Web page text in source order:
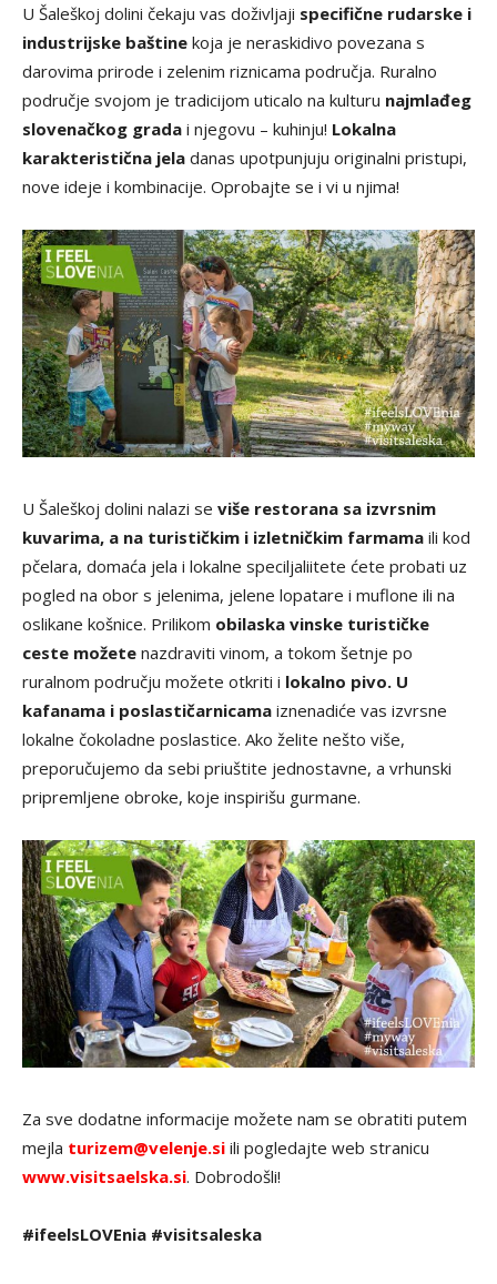
U Šaleškoj dolini čekaju vas doživljaji specifične rudarske i
industrijske baštine koja je neraskidivo povezana s
darovima prirode i zelenim riznicama područja. Ruralno
područje svojom je tradicijom uticalo na kulturu najmlađeg
slovenačkog grada i njegovu – kuhinju! Lokalna
karakteristična jela danas upotpunjuju originalni pristupi,
nove ideje i kombinacije. Oprobajte se i vi u njima!
U Šaleškoj dolini nalazi se više restorana sa izvrsnim
kuvarima, a na turističkim i izletničkim farmama ili kod
pčelara, domaća jela i lokalne speciljaliitete ćete probati uz
pogled na obor s jelenima, jelene lopatare i muflone ili na
oslikane košnice. Prilikom obilaska vinske turističke
ceste možete nazdraviti vinom, a tokom šetnje po
ruralnom području možete otkriti i lokalno pivo. U
kafanama i poslastičarnicama iznenadiće vas izvrsne
lokalne čokoladne poslastice. Ako želite nešto više,
preporučujemo da sebi priuštite jednostavne, a vrhunski
pripremljene obroke, koje inspirišu gurmane.
Za sve dodatne informacije možete nam se obratiti putem
mejla turizem@velenje.si ili pogledajte web stranicu
www.visitsaelska.si. Dobrodošli!
#ifeelsLOVEnia #visitsaleska